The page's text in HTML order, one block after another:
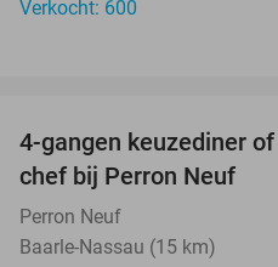
Verkocht: 600
4-gangen keuzediner
chef bij Perron Neuf
Perron Neuf
Baarle-Nassau (15 km)